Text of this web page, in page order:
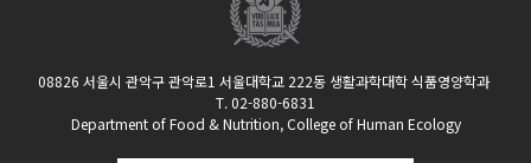
08826 서울시 관악구 관악로1 서울대학교 222동 생활과학대학 식품영양학과
T. 02-880-6831
Department of Food & Nutrition, College of Human Ecology